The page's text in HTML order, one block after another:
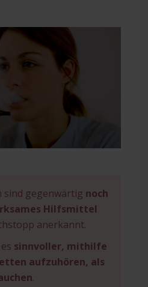
sind gegenwärtig noch
Hilfsmittel
anerkannt.
sinnvoller, mithilfe
aufzuhören, als
.